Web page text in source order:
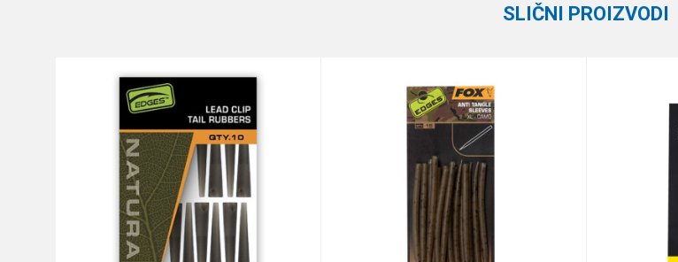
Anti-spam zaštita - izračunajte koliko je 9 - 4 :
SLIČNI PROIZVODI